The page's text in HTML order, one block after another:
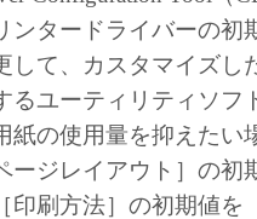
フトウェア」をコンピ
ルすること、またはコ
、アクセスすること、
むものとします。）す
して許諾します。お客
ークを通じて接続され
ンタードライバーの初
して、カスタマイズし
るユーティリティソフ
紙の使用量を抑えたい
ージレイアウト］の初
印刷方法］の初期値を